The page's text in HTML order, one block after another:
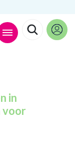
in
voor